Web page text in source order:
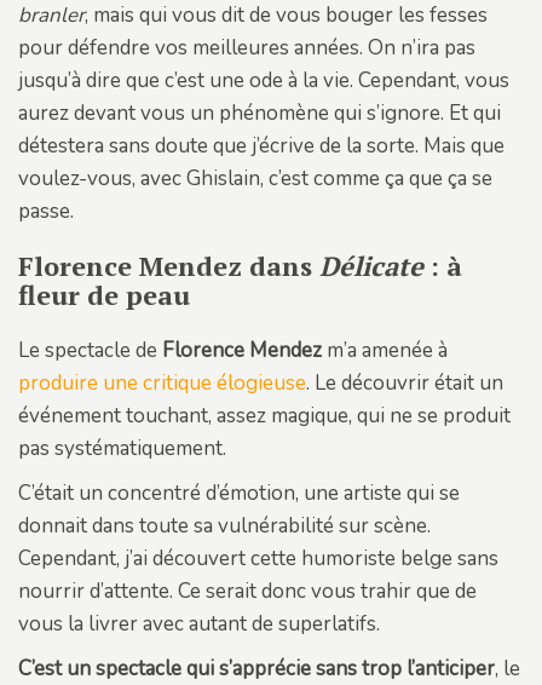
branler, mais qui vous dit de vous bouger les fesses
pour défendre vos meilleures années. On n’ira pas
jusqu’à dire que c’est une ode à la vie. Cependant, vous
aurez devant vous un phénomène qui s’ignore. Et qui
détestera sans doute que j’écrive de la sorte. Mais que
voulez-vous, avec Ghislain, c’est comme ça que ça se
passe.
Florence Mendez dans Délicate: à
fleur de peau
Le spectacle de Florence Mendez m’a amenée à
produire une critique élogieuse. Le découvrir était un
événement touchant, assez magique, qui ne se produit
pas systématiquement.
C’était un concentré d’émotion, une artiste qui se
donnait dans toute sa vulnérabilité sur scène.
Cependant, j’ai découvert cette humoriste belge sans
nourrir d’attente. Ce serait donc vous trahir que de
vous la livrer avec autant de superlatifs.
C’est un spectacle qui s’apprécie sans trop l’anticiper, le